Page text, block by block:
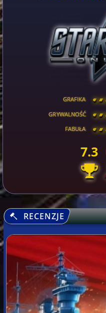
GRAFIKA [ \
GRYWALNOŚĆ [ \
FABUŁA [ \
7.3
RECENZJE